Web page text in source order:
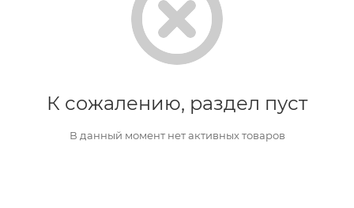
К сожалению, раздел пуст
В данный момент нет активных товаров